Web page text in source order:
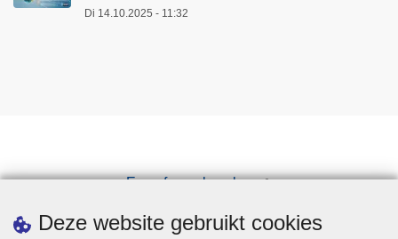
Deze website gebruikt cookies
Di 14.10.2025 - 11:32
Een afspraak maken